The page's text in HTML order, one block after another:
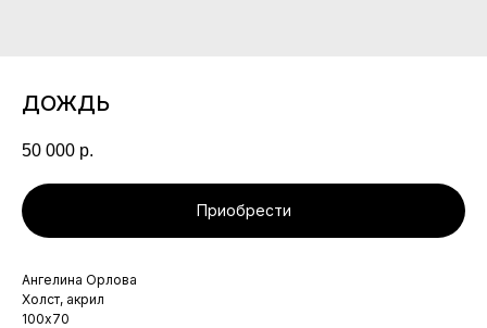
ДОЖДЬ
50 000 р.
Приобрести
Ангелина Орлова
Холст, акрил
100х70